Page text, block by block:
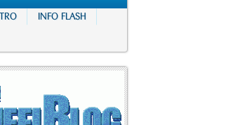
INFO FLASH